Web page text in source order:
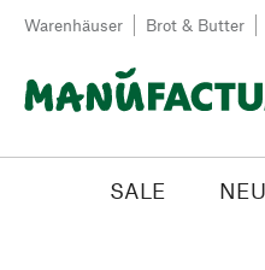
Zum Inhalt springen
Warenhäuser Brot & Butter
SALE NEU